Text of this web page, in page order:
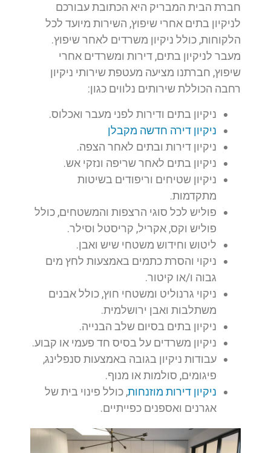
חברת הבית המבריק היא הכתובת עבורכם
לניקיון בתים אחרי שיפוץ, השירות מיועד לכל
הלקוחות, כולל ניקיון משרדים לאחר שיפוץ.
מעבר לניקיון בתים, דירות ומשרדים אחרי
שיפוץ, חברתנו מציעה מעטפת שירותי ניקיון
רחבה הכוללת שירותים נלווים כגון:
ניקיון בתים ודירות לפני מעבר ואכלוס.
ניקיון דירה חדשה מקבלן
ניקיון דירות ובתים לאחר הצפה.
ניקיון בתים לאחר שריפה ונזקי אש.
ניקיון שטיחים וריפודים בשיטות
מתקדמות.
פוליש לכל סוגי הרצפות והמשטחים, כולל
פוליש וקס, אקריל, קריסטל וסילר.
ליטוש וחידוש משטחי שיש ואבן.
ניקוי והסרת כתמים באמצעות לחץ מים
גבוה ו/או קיטור.
ניקוי גרנוליט ומשטחי חוץ, כולל אבנים
משתלבות ואבן ירושלמית.
ניקיון בתים בסיום שלב הבנייה.
ניקיון משרדים על בסיס חד פעמי או קבוע.
עבודות ניקיון בגובה באמצעות סנפלינג,
פיגומים, סולמות או מנוף.
ניקיון דירות מוזנחות, כולל פינוי בית של
אגרנים ואספנים כפייתיים.